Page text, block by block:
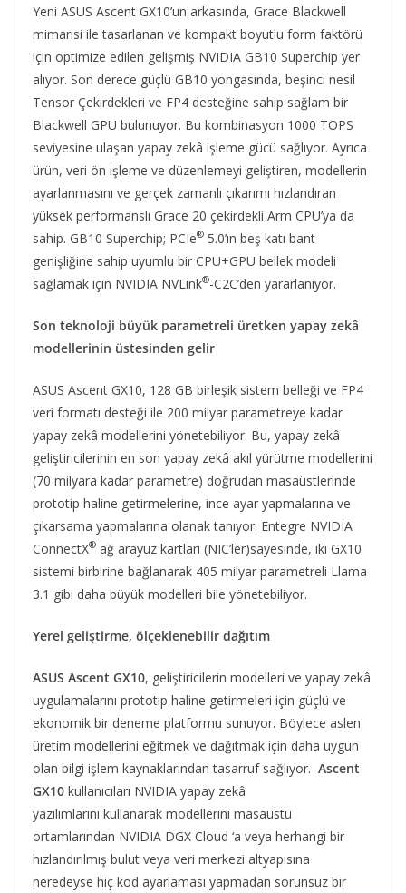
Yeni ASUS Ascent GX10’un arkasında, Grace Blackwell
mimarisi ile tasarlanan ve kompakt boyutlu form faktörü
için optimize edilen gelişmiş NVIDIA GB10 Superchip yer
alıyor. Son derece güçlü GB10 yongasında, beşinci nesil
Tensor Çekirdekleri ve FP4 desteğine sahip sağlam bir
Blackwell GPU bulunuyor. Bu kombinasyon 1000 TOPS
seviyesine ulaşan yapay zekâ işleme gücü sağlıyor. Ayrıca
ürün, veri ön işleme ve düzenlemeyi geliştiren, modellerin
ayarlanmasını ve gerçek zamanlı çıkarımı hızlandıran
yüksek performanslı Grace 20 çekirdekli Arm CPU’ya da
sahip. GB10 Superchip; PCIe® 5.0’ın beş katı bant
genişliğine sahip uyumlu bir CPU+GPU bellek modeli
sağlamak için NVIDIA NVLink®-C2C’den yararlanıyor.
Son teknoloji büyük parametreli üretken yapay zekâ
modellerinin üstesinden gelir
ASUS Ascent GX10, 128 GB birleşik sistem belleği ve FP4
veri formatı desteği ile 200 milyar parametreye kadar
yapay zekâ modellerini yönetebiliyor. Bu, yapay zekâ
geliştiricilerinin en son yapay zekâ akıl yürütme modellerini
(70 milyara kadar parametre) doğrudan masaüstlerinde
prototip haline getirmelerine, ince ayar yapmalarına ve
çıkarsama yapmalarına olanak tanıyor. Entegre NVIDIA
ConnectX® ağ arayüz kartları (NIC’ler)sayesinde, iki GX10
sistemi birbirine bağlanarak 405 milyar parametreli Llama
3.1 gibi daha büyük modelleri bile yönetebiliyor.
Yerel geliştirme, ölçeklenebilir dağıtım
ASUS Ascent GX10, geliştiricilerin modelleri ve yapay zekâ
uygulamalarını prototip haline getirmeleri için güçlü ve
ekonomik bir deneme platformu sunuyor. Böylece aslen
üretim modellerini eğitmek ve dağıtmak için daha uygun
olan bilgi işlem kaynaklarından tasarruf sağlıyor. Ascent
GX10 kullanıcıları NVIDIA yapay zekâ
yazılımlarını kullanarak modellerini masaüstü
ortamlarından NVIDIA DGX Cloud ‘a veya herhangi bir
hızlandırılmış bulut veya veri merkezi altyapısına
neredeyse hiç kod ayarlaması yapmadan sorunsuz bir